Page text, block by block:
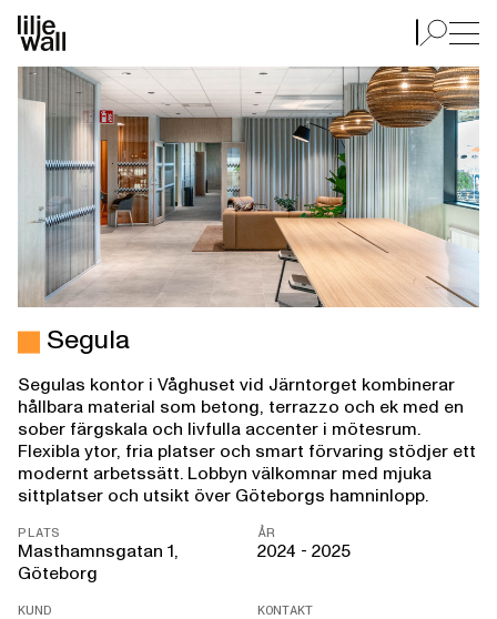
Segula
Segula
Segulas kontor i Våghuset vid Järntorget kombinerar
hållbara material som betong, terrazzo och ek med en
sober färgskala och livfulla accenter i mötesrum.
Flexibla ytor, fria platser och smart förvaring stödjer ett
modernt arbetssätt. Lobbyn välkomnar med mjuka
sittplatser och utsikt över Göteborgs hamninlopp.
ÅR
2024 - 2025
PLATS
Masthamnsgatan 1,
Göteborg
KUND KONTAKT